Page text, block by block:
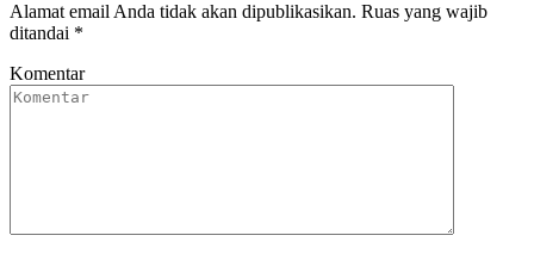
Alamat email Anda tidak akan dipublikasikan. Ruas yang wajib
ditandai *
Komentar